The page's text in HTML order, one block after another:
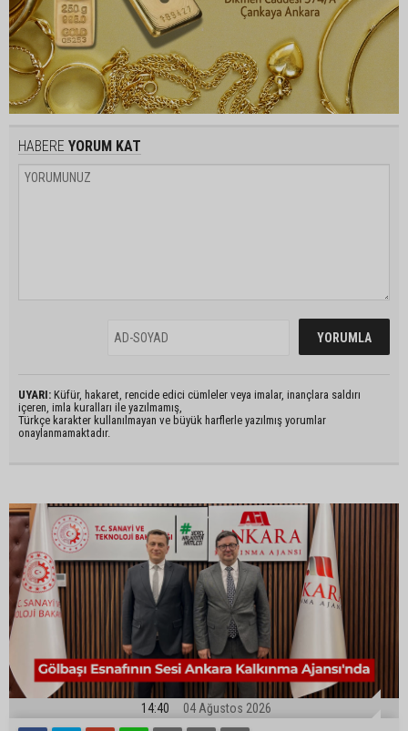
HABERE YORUM KAT
UYARI: Küfür, hakaret, rencide edici cümleler veya imalar, inançlara saldırı
içeren, imla kuralları ile yazılmamış,
Türkçe karakter kullanılmayan ve büyük harflerle yazılmış yorumlar
onaylanmamaktadır.
14:40 04 Ağustos 2026